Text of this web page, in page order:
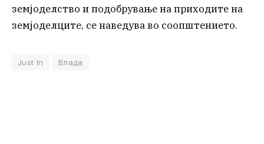
земјоделство и подобрување на приходите на
земјоделците, се наведува во соопштението.
Just In Влада